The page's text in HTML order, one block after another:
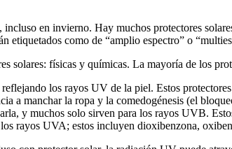
en invierno. Hay muchos protectores
etiquetados como de “amplio espectro” o
solares: físicas y químicas. La mayoría de los
los rayos UV de la piel. Estos
a manchar la ropa y la comedogénesis (el
y muchos solo sirven para los rayos UVB.
rayos UVA; estos incluyen dioxibenzona,